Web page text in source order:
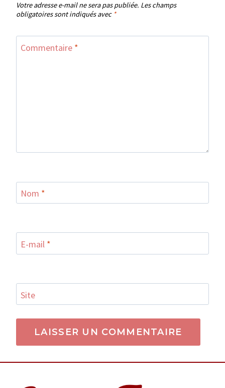
Votre adresse e-mail ne sera pas publiée. Les champs
obligatoires sont indiqués avec *
Commentaire *
Nom *
E-mail *
Site